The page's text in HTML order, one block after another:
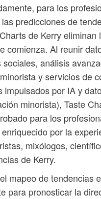
para los
predicciones de
de Kerry eliminan
comienza. Al reunir
sociales, análisis
y servicios de
impulsados ​​por IA y
minorista), Taste
para los
por la
mixólogos,
de Kerry.
mapeo de tendencias
para pronosticar la